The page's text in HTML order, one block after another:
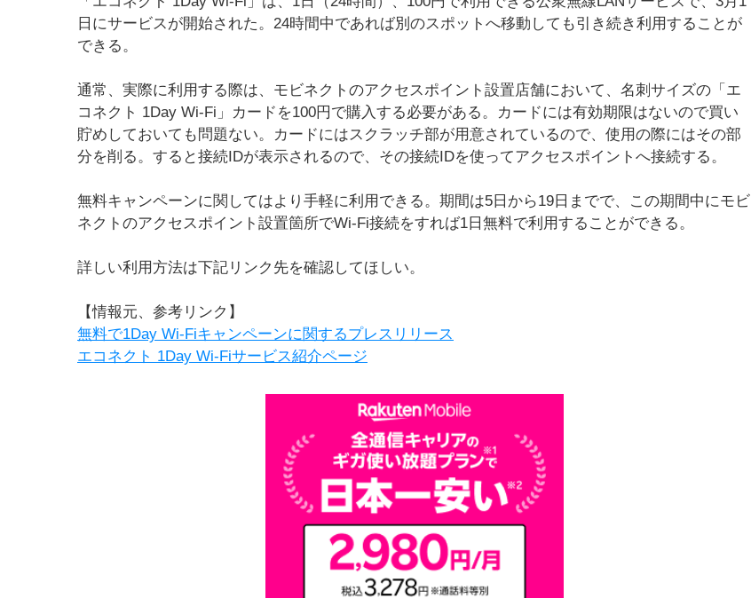
日にサービスが開始された。24時間中であれば別のスポットへ移動しても引き続き利用することが
できる。
通常、実際に利用する際は、モビネクトのアクセスポイント設置店舗において、名刺サイズの「エ
コネクト 1Day Wi-Fi」カードを100円で購入する必要がある。カードには有効期限はないので買い
貯めしておいても問題ない。カードにはスクラッチ部が用意されているので、使用の際にはその部
分を削る。すると接続IDが表示されるので、その接続IDを使ってアクセスポイントへ接続する。
無料キャンペーンに関してはより手軽に利用できる。期間は5日から19日までで、この期間中にモビ
ネクトのアクセスポイント設置箇所でWi-Fi接続をすれば1日無料で利用することができる。
詳しい利用方法は下記リンク先を確認してほしい。
【情報元、参考リンク】
無料で1Day Wi-Fiキャンペーンに関するプレスリリース
エコネクト 1Day Wi-Fiサービス紹介ページ